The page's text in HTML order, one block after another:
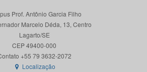
Prof. Antônio Garcia Filho
Marcelo Déda, 13, Centro
Lagarto/SE
CEP 49400-000
Localização